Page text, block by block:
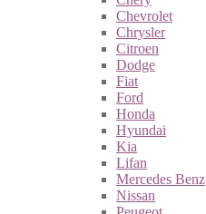
Chevrolet
Chrysler
Citroen
Dodge
Fiat
Ford
Honda
Hyundai
Kia
Lifan
Mercedes Benz
Nissan